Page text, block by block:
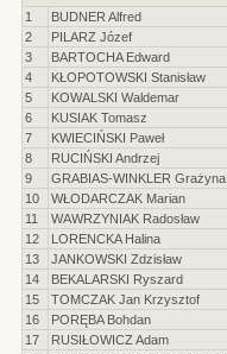
1
BUDNER Alfred
2
PILARZ Józef
3
BARTOCHA Edward
4
KŁOPOTOWSKI Stanisław
5
KOWALSKI Waldemar
6
KUSIAK Tomasz
7
KWIECIŃSKI Paweł
8
RUCIŃSKI Andrzej
9
GRABIAS-WINKLER Grażyna
10
WŁODARCZAK Marian
11
WAWRZYNIAK Radosław
12
LORENCKA Halina
13
JANKOWSKI Zdzisław
14
BEKALARSKI Ryszard
15
TOMCZAK Jan Krzysztof
16
PORĘBA Bohdan
17
RUSIŁOWICZ Adam